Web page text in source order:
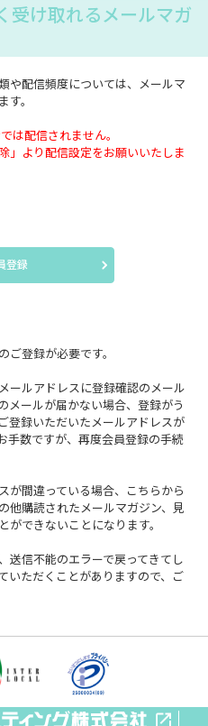
受け取れるメールマガ
や配信頻度については、メールマ
。
は配信されません。
」より配信設定をお願いいたしま
登録
ご登録が必要です。
ールアドレスに登録確認のメール
メールが届かない場合、登録がう
登録いただいたメールアドレスが
手数ですが、再度会員登録の手続
が間違っている場合、こちらから
他購読されたメールマガジン、見
できないことになります。
送信不能のエラーで戻ってきてし
いただくことがありますので、ご